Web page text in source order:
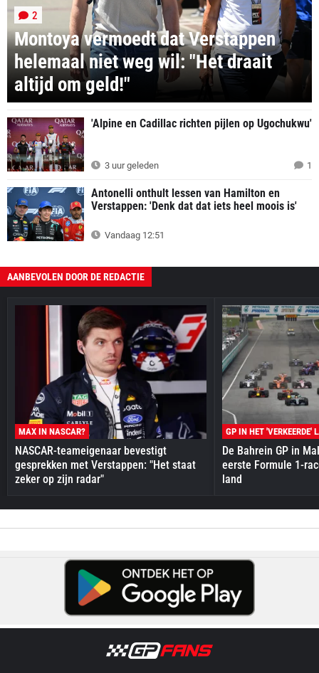
Montoya vermoedt dat Verstappen
helemaal niet weg wil: "Het draait
altijd om geld!"
2
'Alpine en Cadillac richten pijlen op Ugochukwu'
3 uur geleden 1
Antonelli onthult lessen van Hamilton en
Verstappen: 'Denk dat dat iets heel moois is'
Vandaag 12:51
AANBEVOLEN DOOR DE REDACTIE
MAX IN NASCAR?
NASCAR-teameigenaar bevestigt
gesprekken met Verstappen: "Het staat
zeker op zijn radar"
GP IN HET 'VERKEERDE'
De Bahrein GP in
eerste Formule 1-
land